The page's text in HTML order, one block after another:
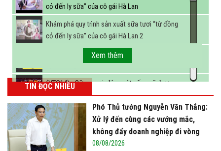
cỏ đến ly sữa” của cô gái Hà Lan
Khám phá quy trình sản xuất sữa tươi “từ đồng
cỏ đến ly sữa” của cô gái Hà Lan 2
FBNC - Ngành sữa hướng tới mục tiêu 3,4 tỷ lít
sữa vào năm 2025
(VTC14) - Sữa ngoại, động vật sống sẽ được
miễn thuế nhập khẩu
Xem thêm
TIN ĐỌC NHIỀU
Phó Thủ tướng Nguyễn Văn Thắng:
Xử lý đến cùng các vướng mắc,
không đẩy doanh nghiệp đi vòng
08/08/2026